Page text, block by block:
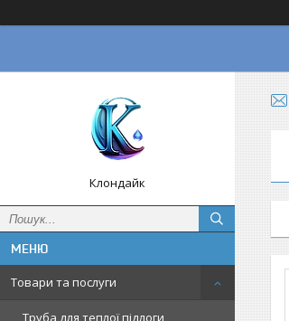
Клондайк
Товари та послуги
Труба для теплої підлоги